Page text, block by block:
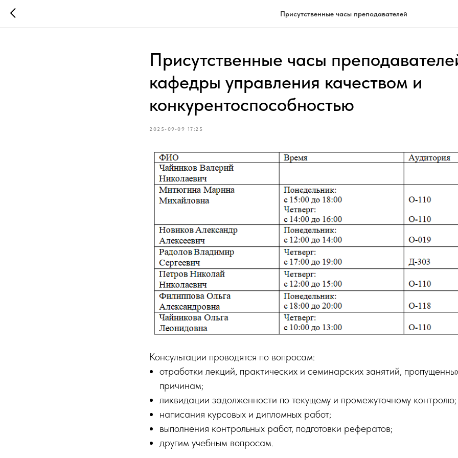
Присутственные часы преподавателей
Присутственные часы
кафедры управления качеством и
конкурентоспособностью
2025-09-09 17:25
Консультации проводятся по вопросам:
отработки лекций, практических и семинарских занятий,
причинам;
ликвидации задолженности по текущему и промежуточному контролю;
написания курсовых и дипломных работ;
выполнения контрольных работ, подготовки рефератов;
другим учебным вопросам.